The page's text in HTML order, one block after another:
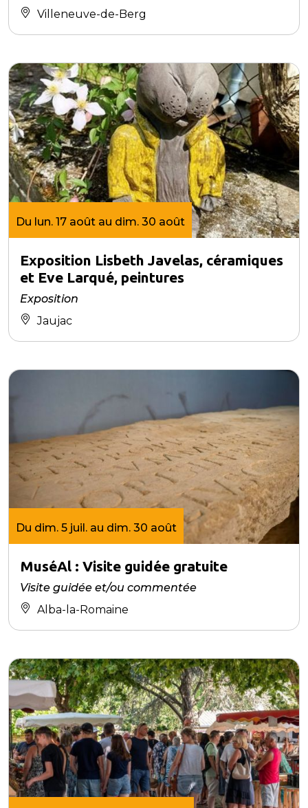
Villeneuve-de-Berg
Du lun. 17 août au dim. 30 août
Exposition Lisbeth Javelas, céramiques
et Eve Larqué, peintures
Exposition
Jaujac
Du dim. 5 juil. au dim. 30 août
MuséAl : Visite guidée gratuite
Visite guidée et/ou commentée
Alba-la-Romaine